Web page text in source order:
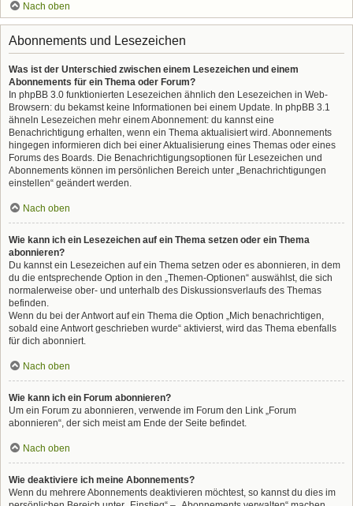
Nach oben
Abonnements und Lesezeichen
Was ist der Unterschied zwischen einem Lesezeichen und einem
Abonnements für ein Thema oder Forum?
In phpBB 3.0 funktionierten Lesezeichen ähnlich den Lesezeichen in Web-
Browsern: du bekamst keine Informationen bei einem Update. In phpBB 3.1
ähneln Lesezeichen mehr einem Abonnement: du kannst eine
Benachrichtigung erhalten, wenn ein Thema aktualisiert wird. Abonnements
hingegen informieren dich bei einer Aktualisierung eines Themas oder eines
Forums des Boards. Die Benachrichtigungsoptionen für Lesezeichen und
Abonnements können im persönlichen Bereich unter „Benachrichtigungen
einstellen“ geändert werden.
Nach oben
Wie kann ich ein Lesezeichen auf ein Thema setzen oder ein Thema
abonnieren?
Du kannst ein Lesezeichen auf ein Thema setzen oder es abonnieren, in dem
du die entsprechende Option in den „Themen-Optionen“ auswählst, die sich
normalerweise ober- und unterhalb des Diskussionsverlaufs des Themas
befinden.
Wenn du bei der Antwort auf ein Thema die Option „Mich benachrichtigen,
sobald eine Antwort geschrieben wurde“ aktivierst, wird das Thema ebenfalls
für dich abonniert.
Nach oben
Wie kann ich ein Forum abonnieren?
Um ein Forum zu abonnieren, verwende im Forum den Link „Forum
abonnieren“, der sich meist am Ende der Seite befindet.
Nach oben
Wie deaktiviere ich meine Abonnements?
Wenn du mehrere Abonnements deaktivieren möchtest, so kannst du dies im